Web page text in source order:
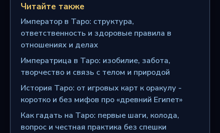
Читайте также
Император в Таро: структура,
ответственность и здоровые правила в
отношениях и делах
Императрица в Таро: изобилие, забота,
творчество и связь с телом и природой
История Таро: от игровых карт к оракулу -
коротко и без мифов про «древний Египет»
Как гадать на Таро: первые шаги, колода,
вопрос и честная практика без спешки